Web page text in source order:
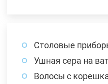
Столовые
Ушная сера на
Волосы с